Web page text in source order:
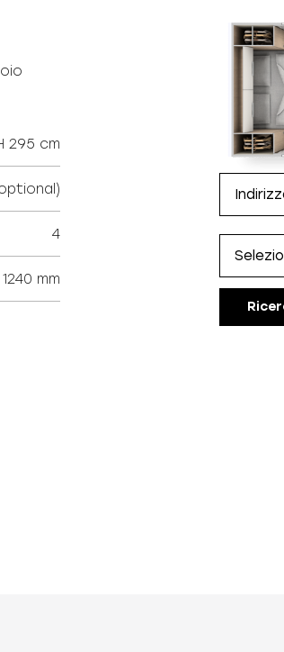
295 cm
4
1240 mm